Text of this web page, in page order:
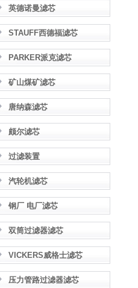
英德诺曼滤芯
STAUFF西德福滤芯
PARKER派克滤芯
矿山煤矿滤芯
唐纳森滤芯
颇尔滤芯
过滤装置
汽轮机滤芯
钢厂 电厂滤芯
双筒过滤器滤芯
VICKERS威格士滤芯
压力管路过滤器滤芯